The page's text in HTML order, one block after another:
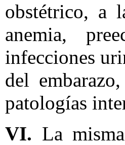
obstétrico, a
anemia,
infecciones
del
patologías
VI. La